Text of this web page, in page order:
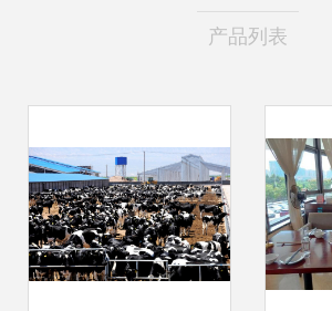
产品列表